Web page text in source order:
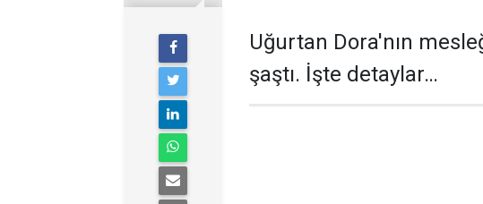
Uğurtan Dora'nın
şaştı. İşte detaylar…